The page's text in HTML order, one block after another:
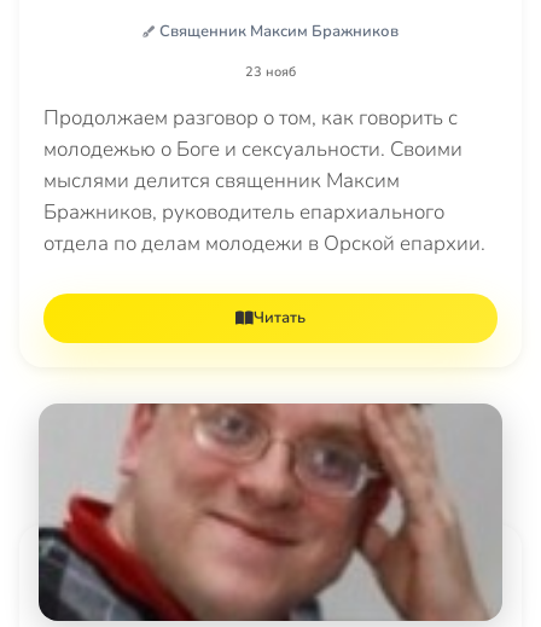
Священник Максим Бражников
23 нояб
Продолжаем разговор о том, как говорить с
молодежью о Боге и сексуальности. Своими
мыслями делится священник Максим
Бражников, руководитель епархиального
отдела по делам молодежи в Орской епархии.
Читать